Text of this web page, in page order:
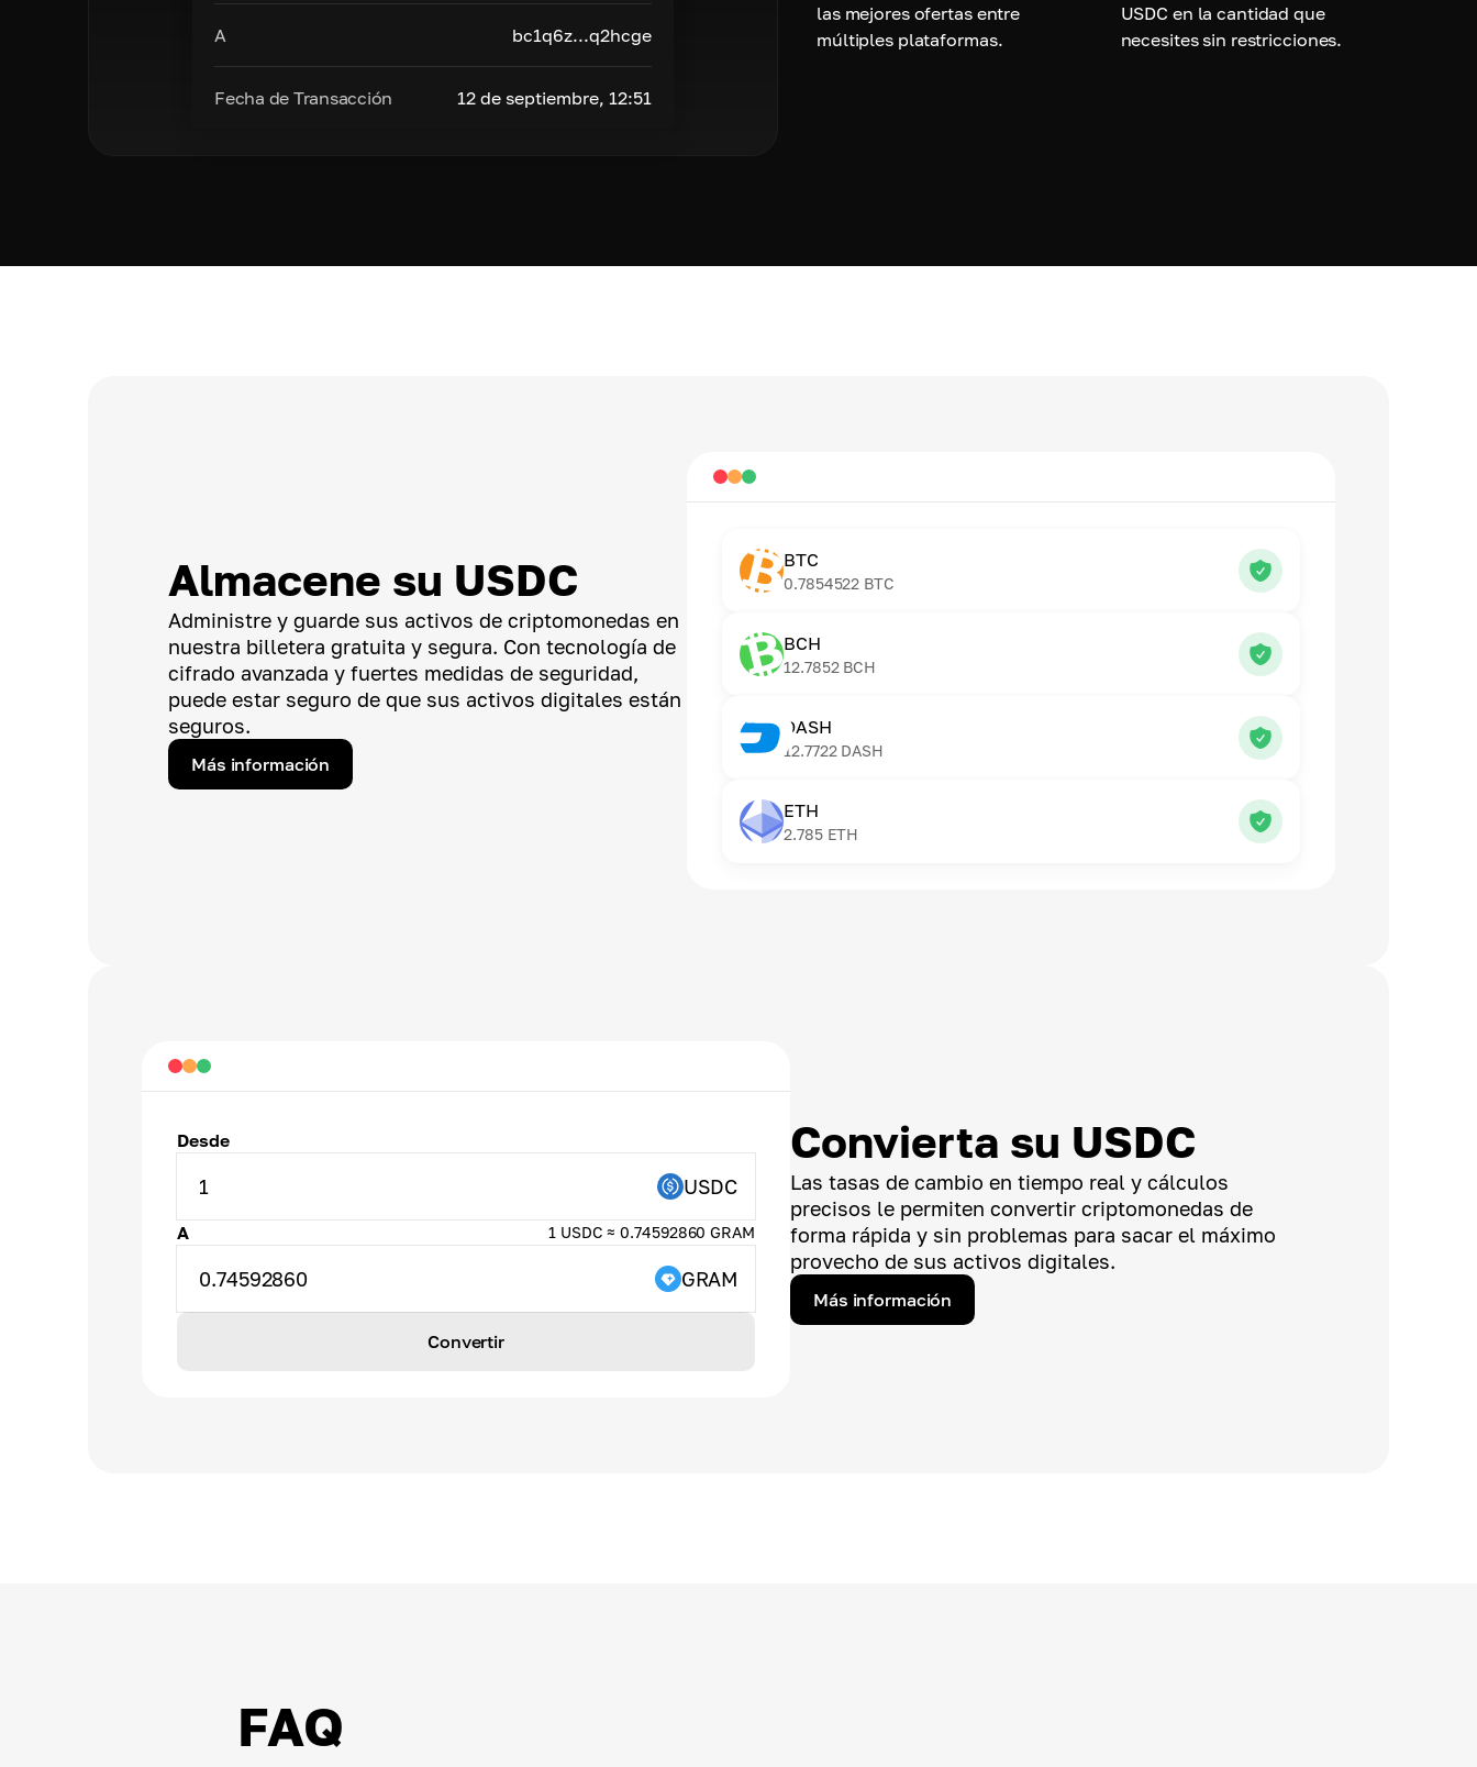
A bc1q6z...q2hcge
Fecha de Transacción 12 de septiembre, 12:51
las mejores ofertas entre
múltiples plataformas.
USDC en la cantidad que
necesites sin restricciones.
Almacene su USDC
Administre y guarde sus activos de criptomonedas en
nuestra billetera gratuita y segura. Con tecnología de
cifrado avanzada y fuertes medidas de seguridad,
puede estar seguro de que sus activos digitales están
seguros.
Más información
BTC
0.7854522 BTC
BCH
12.7852 BCH
DASH
12.7722 DASH
ETH
2.785 ETH
Convierta su USDC
Las tasas de cambio en tiempo real y cálculos
precisos le permiten convertir criptomonedas de
forma rápida y sin problemas para sacar el máximo
provecho de sus activos digitales.
Más información
Desde
1 USDC
A 1 USDC ≈ 0.74592860 GRAM
0.74592860 GRAM
Convertir
FAQ